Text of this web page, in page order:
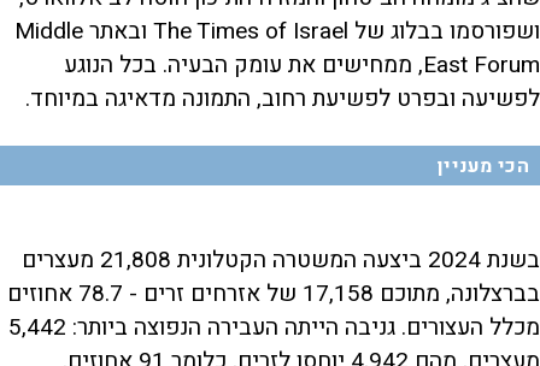
ושפורסמו בבלוג של The Times of Israel ובאתר Middle
East Forum, ממחישים את עומק הבעיה. בכל הנוגע
לפשיעה ובפרט לפשיעת רחוב, התמונה מדאיגה במיוחד.
הכי מעניין
בשנת 2024 ביצעה המשטרה הקטלונית 21,808 מעצרים
בברצלונה, מתוכם 17,158 של אזרחים זרים - 78.7 אחוזים
מכלל העצורים. גניבה הייתה העבירה הנפוצה ביותר: 5,442